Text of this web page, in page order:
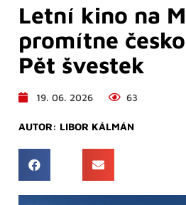
Letní kino na
promítne
Pět švestek
19. 06. 2026 63
AUTOR: LIBOR KÁLMÁN